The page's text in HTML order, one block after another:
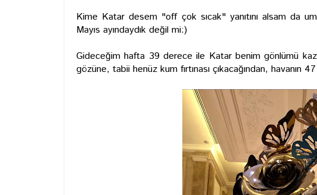
Kime Katar desem "off çok sıcak" yanıtını alsam da
Mayıs ayındaydık değil mi:)
Gideceğim hafta 39 derece ile Katar benim gönlümü
gözüne, tabii henüz kum fırtınası çıkacağından,